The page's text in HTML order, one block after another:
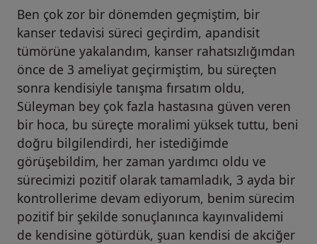
Ben çok zor bir dönemden geçmiştim, bir
kanser tedavisi süreci geçirdim, apandisit
tümörüne yakalandım, kanser rahatsızlığımdan
önce de 3 ameliyat geçirmiştim, bu süreçten
sonra kendisiyle tanışma fırsatım oldu,
Süleyman bey çok fazla hastasına güven veren
bir hoca, bu süreçte moralimi yüksek tuttu, beni
doğru bilgilendirdi, her istediğimde
görüşebildim, her zaman yardımcı oldu ve
sürecimizi pozitif olarak tamamladık, 3 ayda bir
kontrollerime devam ediyorum, benim sürecim
pozitif bir şekilde sonuçlanınca kayınvalidemi
de kendisine götürdük, şuan kendisi de akciğer